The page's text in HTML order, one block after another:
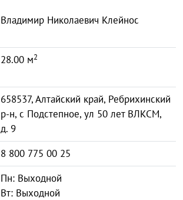
Владимир Николаевич Клейнос
28.00 м2
658537, Алтайский край, Ребрихинский
р-н, с Подстепное, ул 50 лет ВЛКСМ,
д. 9
8 800 775 00 25
Пн: Выходной
Вт: Выходной